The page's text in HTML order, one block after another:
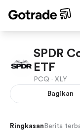
SPDR
ETF
PCQ · XLY
Bagikan
Ringkasan Berita